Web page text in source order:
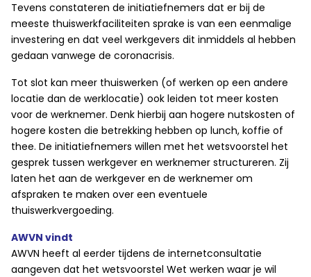
Tevens constateren de initiatiefnemers dat er bij de
meeste thuiswerkfaciliteiten sprake is van een eenmalige
investering en dat veel werkgevers dit inmiddels al hebben
gedaan vanwege de coronacrisis.
Tot slot kan meer thuiswerken (of werken op een andere
locatie dan de werklocatie) ook leiden tot meer kosten
voor de werknemer. Denk hierbij aan hogere nutskosten of
hogere kosten die betrekking hebben op lunch, koffie of
thee. De initiatiefnemers willen met het wetsvoorstel het
gesprek tussen werkgever en werknemer structureren. Zij
laten het aan de werkgever en de werknemer om
afspraken te maken over een eventuele
thuiswerkvergoeding.
AWVN vindt
AWVN heeft al eerder tijdens de internetconsultatie
aangeven dat het wetsvoorstel Wet werken waar je wil